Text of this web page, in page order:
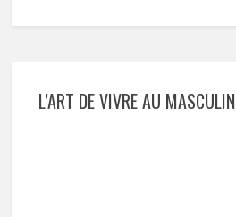
L’ART DE VIVRE AU MASCULIN